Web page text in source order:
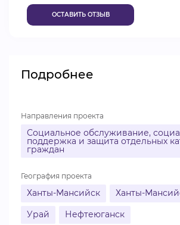
ВОЙТИ
ОСТАВИТЬ ОТЗЫВ
Подробнее
Направления проекта
Социальное обслуживание,
поддержка и защита отдельных
граждан
География проекта
Ханты-Мансийск
Ханты-
Урай
Нефтеюганск